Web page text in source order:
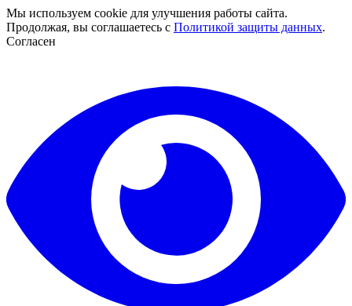
Мы используем cookie для улучшения работы сайта.
Продолжая, вы соглашаетесь с Политикой защиты данных.
Согласен